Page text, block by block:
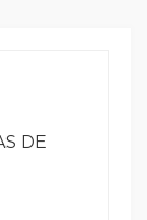
DE